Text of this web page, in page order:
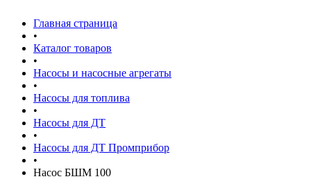
Главная страница
•
Каталог товаров
•
Насосы и насосные агрегаты
•
Насосы для топлива
•
Насосы для ДТ
•
Насосы для ДТ Промприбор
•
Насос БШМ 100